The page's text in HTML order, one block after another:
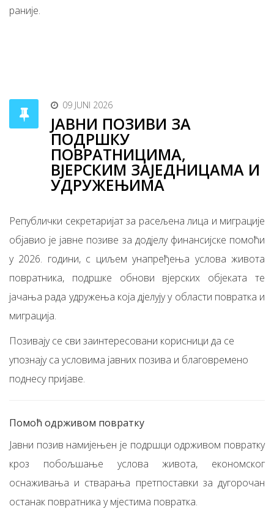
раније.
09 JUNI 2026
ЈАВНИ ПОЗИВИ ЗА
ПОДРШКУ
ПОВРАТНИЦИМА,
ВЈЕРСКИМ ЗАЈЕДНИЦАМА И
УДРУЖЕЊИМА
Републички секретаријат за расељена лица и миграције
објавио је јавне позиве за додјелу финансијске помоћи
у 2026. години, с циљем унапређења услова живота
повратника, подршке обнови вјерских објеката те
јачања рада удружења која дјелују у области повратка и
миграција.
Позивају се сви заинтересовани корисници да се
упознају са условима јавних позива и благовремено
поднесу пријаве.
Помоћ одрживом повратку
Јавни позив намијењен је подршци одрживом повратку
кроз побољшање услова живота, економског
оснаживања и стварања претпоставки за дугорочан
останак повратника у мјестима повратка.